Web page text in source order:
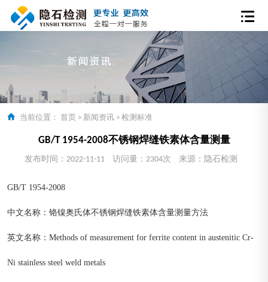
当前位置： 首页 > 新闻资讯 > 检测标准
GB/T 1954-2008不锈钢焊缝铁素体含量测量
发布时间：2022-11-11 访问量：2304次 来源：隐石检测
GB/T 1954-2008
中文名称：铬镍奥氏体不锈钢焊缝铁素体含量测量方法
英文名称：Methods of measurement for ferrite content in austenitic Cr-
Ni stainless steel weld metals